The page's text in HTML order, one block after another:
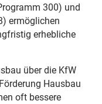
300) und
ermöglichen
erhebliche
über die KfW
Hausbau
oft bessere